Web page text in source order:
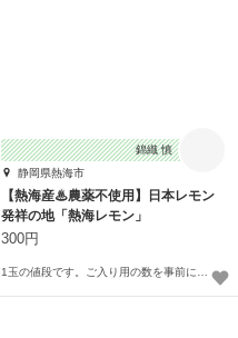
錦織 慎
静岡県熱海市
【熱海産♨農薬不使用】日本レモン
発祥の地「熱海レモン」
300円
1玉の値段です。ご入り用の数を事前にご相談下さい。